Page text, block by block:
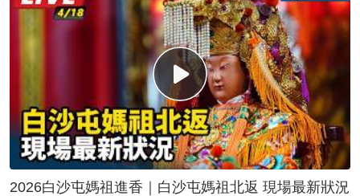
2026白沙屯媽祖進香｜白沙屯媽祖北返 現場最新狀況